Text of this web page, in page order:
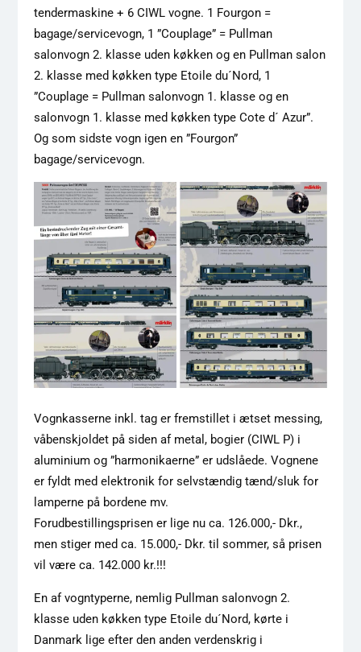
tendermaskine + 6 CIWL vogne. 1 Fourgon =
bagage/servicevogn, 1 ”Couplage” = Pullman
salonvogn 2. klasse uden køkken og en Pullman salon
2. klasse med køkken type Etoile du´Nord, 1
”Couplage = Pullman salonvogn 1. klasse og en
salonvogn 1. klasse med køkken type Cote d´ Azur”.
Og som sidste vogn igen en ”Fourgon”
bagage/servicevogn.
Vognkasserne inkl. tag er fremstillet i ætset messing,
våbenskjoldet på siden af metal, bogier (CIWL P) i
aluminium og ”harmonikaerne” er udslåede. Vognene
er fyldt med elektronik for selvstændig tænd/sluk for
lamperne på bordene mv.
Forudbestillingsprisen er lige nu ca. 126.000,- Dkr.,
men stiger med ca. 15.000,- Dkr. til sommer, så prisen
vil være ca. 142.000 kr.!!!
En af vogntyperne, nemlig Pullman salonvogn 2.
klasse uden køkken type Etoile du´Nord, kørte i
Danmark lige efter den anden verdenskrig i